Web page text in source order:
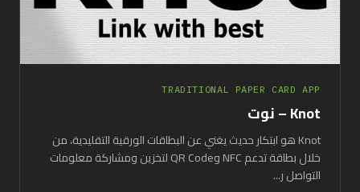
TRADITIONAL PAPER CARD APP
Knot – نوت
Knot هو ابتكار حديث يغني عن البطاقات الورقية التقليدية، من
خلال بطاقة تدعم NFC وQR Code لتخزين ومشاركة معلومات
التواصل ر...